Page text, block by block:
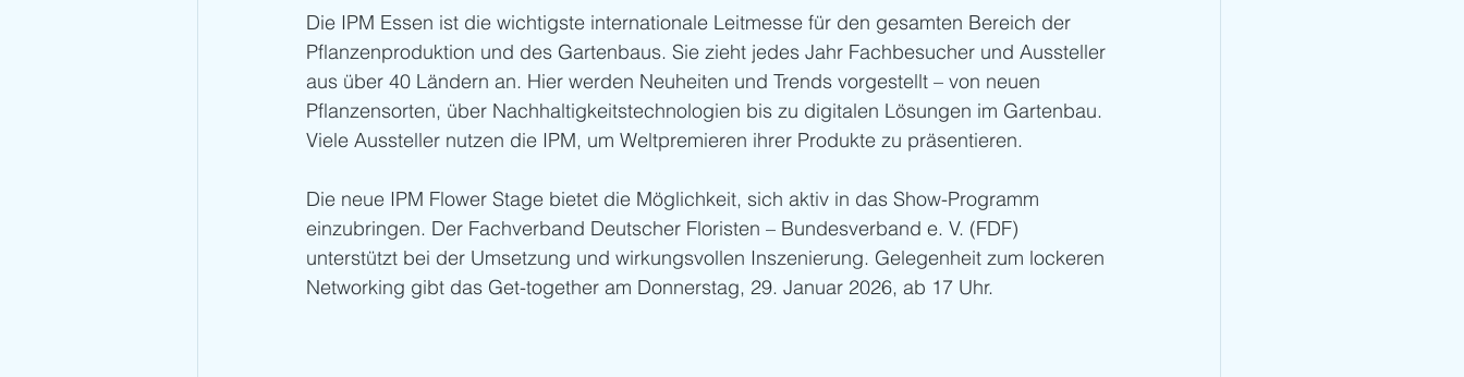
Die IPM Essen ist die wichtigste internationale Leitmesse für den gesamten Bereich der
Pflanzenproduktion und des Gartenbaus. Sie zieht jedes Jahr Fachbesucher und Aussteller
aus über 40 Ländern an. Hier werden Neuheiten und Trends vorgestellt – von neuen
Pflanzensorten, über Nachhaltigkeitstechnologien bis zu digitalen Lösungen im Gartenbau.
Viele Aussteller nutzen die IPM, um Weltpremieren ihrer Produkte zu präsentieren.
Die neue IPM Flower Stage bietet die Möglichkeit, sich aktiv in das Show-Programm
einzubringen. Der Fachverband Deutscher Floristen – Bundesverband e. V. (FDF)
unterstützt bei der Umsetzung und wirkungsvollen Inszenierung. Gelegenheit zum lockeren
Networking gibt das Get-together am Donnerstag, 29. Januar 2026, ab 17 Uhr.